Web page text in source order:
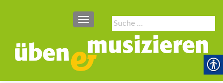
Suche
nach:
SCHALTE NAVIGATION